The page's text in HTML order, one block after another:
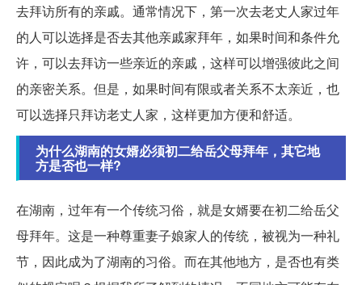
去拜访所有的亲戚。通常情况下，第一次去老丈人家过年
的人可以选择是否去其他亲戚家拜年，如果时间和条件允
许，可以去拜访一些亲近的亲戚，这样可以增强彼此之间
的亲密关系。但是，如果时间有限或者关系不太亲近，也
可以选择只拜访老丈人家，这样更加方便和舒适。
为什么湖南的女婿必须初二给岳父母拜年，其它地
方是否也一样?
在湖南，过年有一个传统习俗，就是女婿要在初二给岳父
母拜年。这是一种尊重妻子娘家人的传统，被视为一种礼
节，因此成为了湖南的习俗。而在其他地方，是否也有类